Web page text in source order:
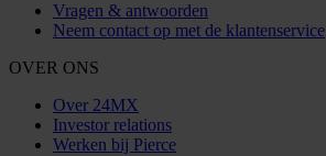
Vragen & antwoorden
Neem contact op met de klantenservice
OVER ONS
Over 24MX
Investor relations
Werken bij Pierce